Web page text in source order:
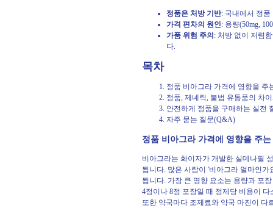
정품은 처방 기반: 국내에서 정품
가격 편차의 원인: 용량(50mg,
가품 위험 주의: 처방 없이 저렴
다.
목차
정품 비아그라 가격에 영향을 주
정품, 제네릭, 불법 유통품의 차
안전하게 정품을 구매하는 실전
자주 묻는 질문(Q&A)
정품 비아그라 가격에 영향을 주는
비아그라는 화이자가 개발한 실데나필
됩니다. 많은 사람이 '비아그라 얼마인
됩니다. 가장 큰 영향 요소는 용량과 포
4정이나 8정 포장일 때 정제당 비용이
또한 약국마다 조제료와 약국 마진이 다